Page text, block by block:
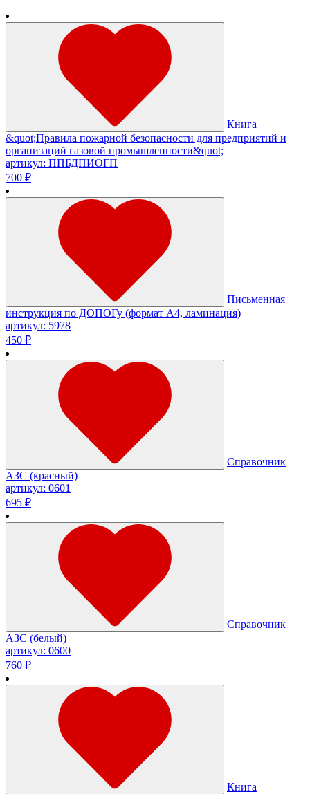
Книга
&quot;Правила пожарной безопасности для предприятий и
организаций газовой промышленности&quot;
артикул: ППБДПИОГП
700 ₽
Письменная
инструкция по ДОПОГу (формат А4, ламинация)
артикул: 5978
450 ₽
Справочник
АЗС (красный)
артикул: 0601
695 ₽
Справочник
АЗС (белый)
артикул: 0600
760 ₽
Книга